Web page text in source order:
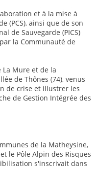
et à la mise à
(PCS), ainsi que de son
de Sauvegarde (PICS)
la Communauté de
Mure et de la
de Thônes (74), venus
de crise et illustrer les
de Gestion Intégrée des
de la Matheysine,
le Pôle Alpin des Risques
s'inscrivait dans